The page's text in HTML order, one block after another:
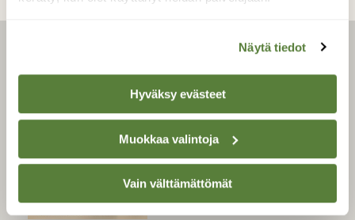
Näytä tiedot
Hyväksy evästeet
Muokkaa valintoja
Vain välttämättömät
LEHTI
Uusin lehti
Tilaa Suomen Luonto
Tilaa digilukuoikeus
Äänestä parasta juttua
Tilaa uutiskirje